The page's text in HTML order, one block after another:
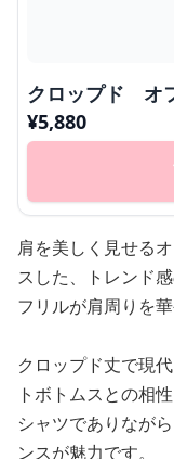
クロップド オ
¥5,880
肩を美しく見せる
スした、トレンド
フリルが肩周りを
クロップド丈で現
トボトムスとの相
シャツでありなが
ンスが魅力です。